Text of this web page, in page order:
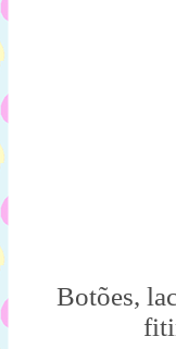
Botões,